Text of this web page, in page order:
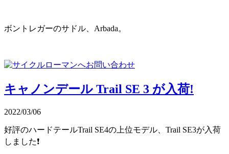
ボントレガーのサドル、Arbada。
キャノンデール Trail SE 3 が入荷!
2022/03/06
好評のハードテールTrail SE4の上位モデル、Trail SE3が入荷
しました❗